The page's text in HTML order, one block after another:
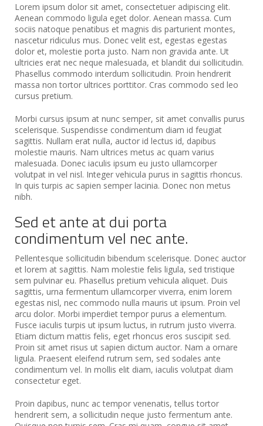
Lorem ipsum dolor sit amet, consectetuer adipiscing elit.
Aenean commodo ligula eget dolor. Aenean massa. Cum
sociis natoque penatibus et magnis dis parturient montes,
nascetur ridiculus mus. Donec velit est, egestas egestas
dolor et, molestie porta justo. Nam non gravida ante. Ut
ultricies erat nec neque malesuada, et blandit dui sollicitudin.
Phasellus commodo interdum sollicitudin. Proin hendrerit
massa non tortor ultrices porttitor. Cras commodo sed leo
cursus pretium.
Morbi cursus ipsum at nunc semper, sit amet convallis purus
scelerisque. Suspendisse condimentum diam id feugiat
sagittis. Nullam erat nulla, auctor id lectus id, dapibus
molestie mauris. Nam ultrices metus ac quam varius
malesuada. Donec iaculis ipsum eu justo ullamcorper
volutpat in vel nisl. Integer vehicula purus in sagittis rhoncus.
In quis turpis ac sapien semper lacinia. Donec non metus
nibh.
Sed et ante at dui porta
condimentum vel nec ante.
Pellentesque sollicitudin bibendum scelerisque. Donec auctor
et lorem at sagittis. Nam molestie felis ligula, sed tristique
sem pulvinar eu. Phasellus pretium vehicula aliquet. Duis
sagittis, urna fermentum ullamcorper viverra, enim lorem
egestas nisl, nec commodo nulla mauris ut ipsum. Proin vel
arcu dolor. Morbi imperdiet tempor purus a elementum.
Fusce iaculis turpis ut ipsum luctus, in rutrum justo viverra.
Etiam dictum mattis felis, eget rhoncus eros suscipit sed.
Proin sit amet risus ut sapien dictum auctor. Nam a ornare
ligula. Praesent eleifend rutrum sem, sed sodales ante
condimentum vel. In mollis elit diam, iaculis volutpat diam
consectetur eget.
Proin dapibus, nunc ac tempor venenatis, tellus tortor
hendrerit sem, a sollicitudin neque justo fermentum ante.